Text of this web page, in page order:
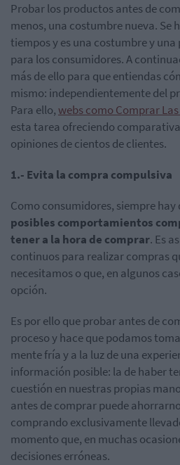
Probar los productos antes de
menos, una costumbre nueva. Se
tiempos y es una costumbre y
para los consumidores. A
más de ello para que entiendas
mismo: independientemente del
Para ello,webs como Comprar
esta tarea ofreciendo
opiniones de cientos de clientes.
1.- Evita la compra compulsiva
Como consumidores, siempre
posibles comportamientos
tener a la hora de comprar. Es
continuos para realizar compras
necesitamos o que, en algunos
opción.
Es por ello que probar antes de
proceso y hace que podamos
mente fría y a la luz de una
información posible: la de haber
cuestión en nuestras propias
antes de comprar puede
comprando exclusivamente
momento que, en muchas
decisiones erróneas.